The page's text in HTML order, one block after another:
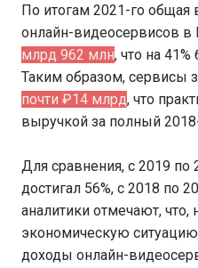
По итогам 2021-го общая
онлайн-видеосервисов в
млрд 962 млн, что на
Таким образом, сервисы
почти ₽14 млрд, что
выручкой за полный
Для сравнения, с 2019 по
достигал 56%, с 2018 по
аналитики отмечают,
экономическую
доходы онлайн-